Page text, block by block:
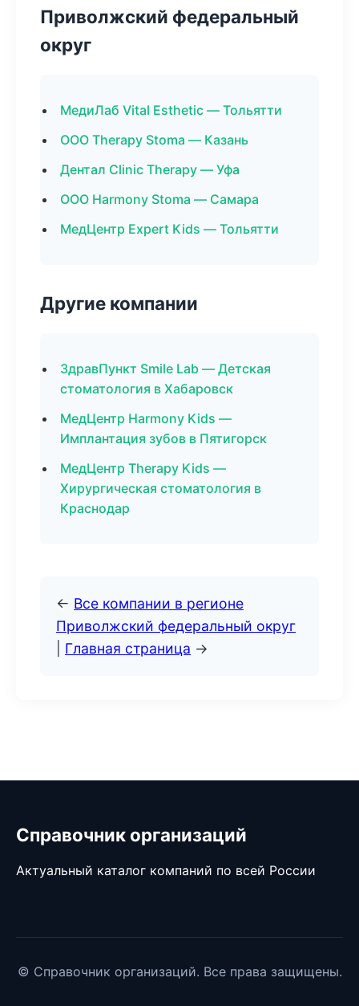
Приволжский федеральный
округ
МедиЛаб Vital Esthetic — Тольятти
ООО Therapy Stoma — Казань
Дентал Clinic Therapy — Уфа
ООО Harmony Stoma — Самара
МедЦентр Expert Kids — Тольятти
Другие компании
ЗдравПункт Smile Lab — Детская
стоматология в Хабаровск
МедЦентр Harmony Kids —
Имплантация зубов в Пятигорск
МедЦентр Therapy Kids —
Хирургическая стоматология в
Краснодар
← Все компании в регионе
Приволжский федеральный округ
Главная страница →
Справочник организаций
Актуальный каталог компаний по всей России
© Справочник организаций. Все права защищены.